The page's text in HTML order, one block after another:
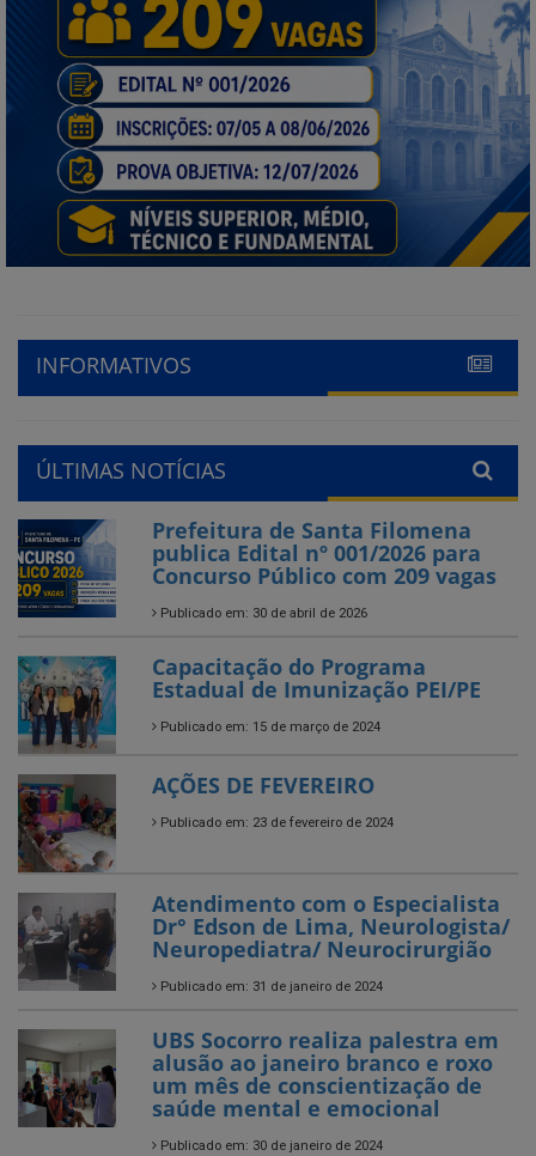
INFORMATIVOS
ÚLTIMAS NOTÍCIAS
Prefeitura de Santa Filomena
publica Edital nº 001/2026 para
Concurso Público com 209 vagas
Publicado em: 30 de abril de 2026
Capacitação do Programa
Estadual de Imunização PEI/PE
Publicado em: 15 de março de 2024
AÇÕES DE FEVEREIRO
Publicado em: 23 de fevereiro de 2024
Atendimento com o Especialista
Dr° Edson de Lima, Neurologista/
Neuropediatra/ Neurocirurgião
Publicado em: 31 de janeiro de 2024
UBS Socorro realiza palestra em
alusão ao janeiro branco e roxo
um mês de conscientização de
saúde mental e emocional
Publicado em: 30 de janeiro de 2024